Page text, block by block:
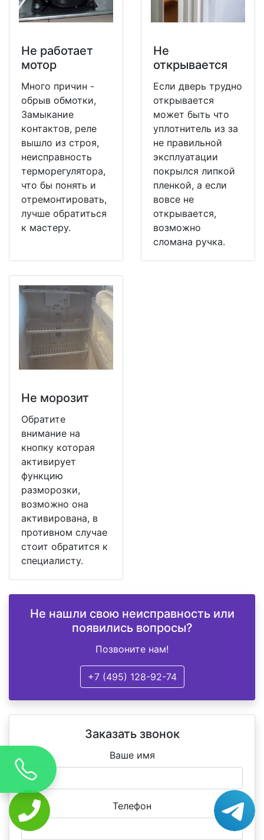
Не работает
мотор
Много причин -
обрыв обмотки,
Замыкание
контактов, реле
вышло из строя,
неисправность
терморегулятора,
что бы понять и
отремонтировать,
лучше обратиться
к мастеру.
Не
открывается
Если дверь трудно
открывается
может быть что
уплотнитель из за
не правильной
эксплуатации
покрылся липкой
пленкой, а если
вовсе не
открывается,
возможно
сломана ручка.
Не морозит
Обратите
внимание на
кнопку которая
активирует
функцию
разморозки,
возможно она
активирована, в
противном случае
стоит обратится к
специалисту.
Не нашли свою неисправность или
появились вопросы?
Позвоните нам!
+7 (495) 128-92-74
Заказать звонок
Ваше имя
Телефон